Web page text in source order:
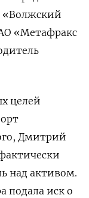
«Метафракс
целей
Дмитрий
над активом.
подала иск о